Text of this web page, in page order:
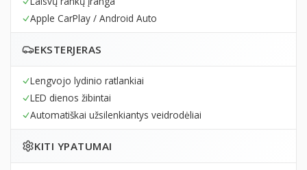
Apple CarPlay / Android Auto
EKSTERJERAS
Lengvojo lydinio ratlankiai
LED dienos žibintai
Automatiškai užsilenkiantys veidrodėliai
KITI YPATUMAI